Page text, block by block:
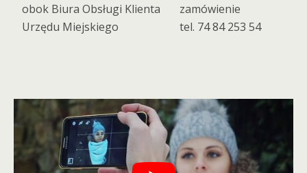
obok Biura Obsługi Klienta
Urzędu Miejskiego
zamówienie
tel. 74 84 253 54